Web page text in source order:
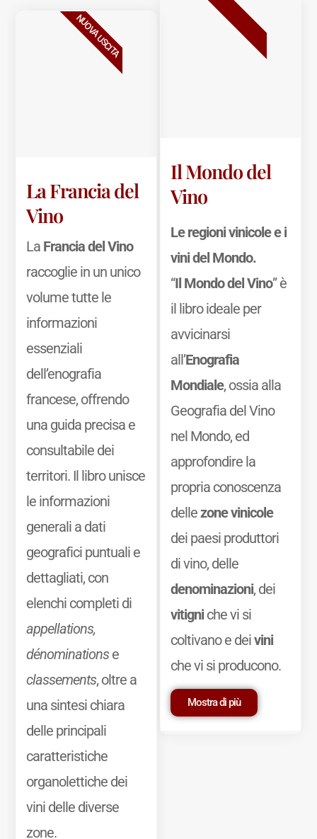
La Francia del
Vino
La Francia del Vino
raccoglie in un unico
volume tutte le
informazioni
essenziali
dell’enografia
francese, offrendo
una guida precisa e
consultabile dei
territori. Il libro unisce
le informazioni
generali a dati
geografici puntuali e
dettagliati, con
elenchi completi di
appellations,
dénominationse
classements, oltre a
una sintesi chiara
delle principali
caratteristiche
organolettiche dei
vini delle diverse
zone.
NUOVA USCITA
Il Mondo del
Vino
Le regioni vinicole e i
vini del Mondo.
“Il Mondo del Vino” è
il libro ideale per
avvicinarsi
all’Enografia
Mondiale, ossia alla
Geografia del Vino
nel Mondo, ed
approfondire la
propria conoscenza
dellezone vinicole
dei paesi produttori
di vino, delle
denominazioni, dei
vitigniche vi si
coltivano e deivini
che vi si producono.
Mostra di più
BESTSELLER